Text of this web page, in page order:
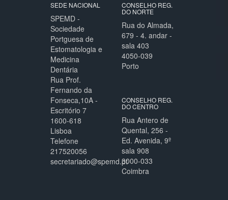
SEDE NACIONAL
SPEMD -
Sociedade
Portguesa de
Estomatologia e
Medicina
Dentária
Rua Prof.
Fernando da
Fonseca,10A -
Escritório 7
1600-618
Lisboa
Telefone
217520056
secretariado@spemd.pt
CONSELHO REG.
DO NORTE
Rua do Almada,
679 - 4. andar -
sala 403
4050-039
Porto
CONSELHO REG.
DO CENTRO
Rua Antero de
Quental, 256 -
Ed. Avenida, 9º
sala 908
3000-033
Coimbra